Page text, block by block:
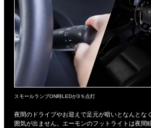
スモールランプON時LEDが3％点灯
夜間のドライブやお迎えで足元が暗いとなんとな
囲気が出ません。エーモンのフットライトは夜間